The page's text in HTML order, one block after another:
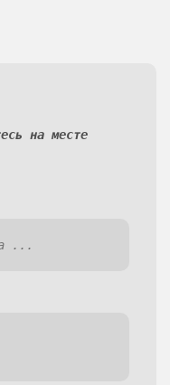
на месте